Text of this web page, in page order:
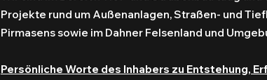
Projekte rund um Außenanlagen, Straßen- und
Pirmasens sowie im Dahner Felsenland und
Persönliche Worte des Inhabers zu Entstehung,